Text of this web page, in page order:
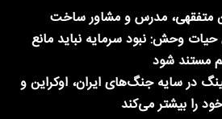
متفقهی، مدرس و مشاور ساخت
وحش: نبود سرمایه نباید مانع
مستند شود
در سایه جنگ‌های ایران، اوکراین و
را بیشتر می‌کند